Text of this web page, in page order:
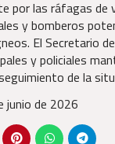
por las ráfagas de
y bomberos
El Secretario
y policiales
de la
junio de 2026